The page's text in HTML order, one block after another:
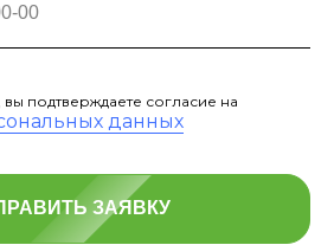
подтверждаете согласие на
данных
ЗАЯВКУ